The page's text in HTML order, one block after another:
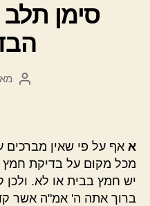
סימן תלב
א אף על פי שאין
מכל מקום על בדיקת
יש חמץ בבית או לא.
ברוך אתה ה' אמ"ה אשר